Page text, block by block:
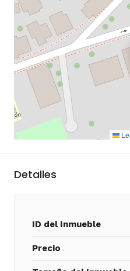
Detalles
ID del Inmueble
Precio